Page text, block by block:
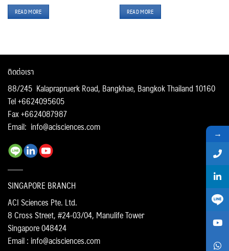
READ MORE READ MORE
ติดต่อเรา
88/245 Kalaprapruerk Road, Bangkhae, Bangkok Thailand 10160
Tel +6624095605
Fax +6624087987
Email: info@acisciences.com
SINGAPORE BRANCH
ACI Sciences Pte. Ltd.
8 Cross Street, #24-03/04, Manulife Tower
Singapore 048424
Email : info@acisciences.com
→